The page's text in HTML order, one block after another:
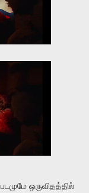
படமுமே ஒருவிதத்தில்